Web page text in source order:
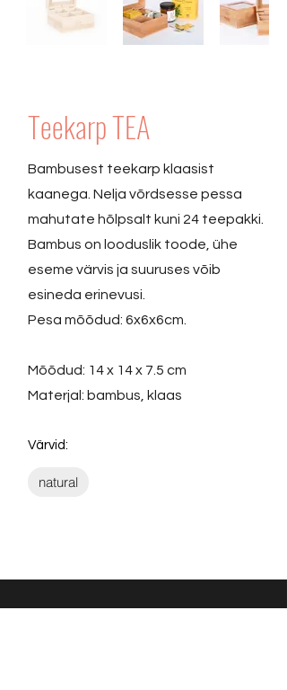
Teekarp TEA
Bambusest teekarp klaasist
kaanega. Nelja võrdsesse pessa
mahutate hõlpsalt kuni 24 teepakki.
Bambus on looduslik toode, ühe
eseme värvis ja suuruses võib
esineda erinevusi.
Pesa mõõdud: 6x6x6cm.
Mõõdud: 14 x 14 x 7.5 cm
Materjal: bambus, klaas
Värvid:
natural